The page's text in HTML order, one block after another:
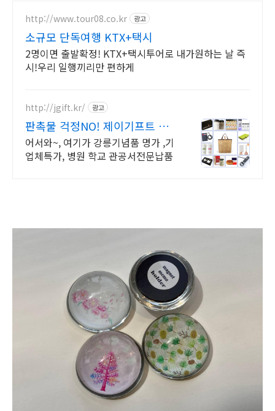
http://www.tour08.co.kr 광고
소규모 단독여행 KTX+택시
2명이면 출발확정! KTX+택시투어로 내가원하는 날 즉
시!우리 일행끼리만 편하게
http://jgift.kr/ 광고
판촉물 걱정NO! 제이기프트 판
촉물은 제이기프트~!!!
어서와~, 여기가 강릉기념품 명가 ,기
업체특가, 병원 학교 관공서전문납품